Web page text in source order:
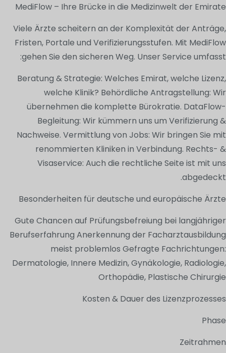
MediFlow – Ihre Brücke in die Medizinwelt der Emirate
Viele Ärzte scheitern an der Komplexität der Anträge,
Fristen, Portale und Verifizierungsstufen. Mit MediFlow
gehen Sie den sicheren Weg. Unser Service umfasst:
Beratung & Strategie: Welches Emirat, welche Lizenz,
welche Klinik? Behördliche Antragstellung: Wir
übernehmen die komplette Bürokratie. DataFlow-
Begleitung: Wir kümmern uns um Verifizierung &
Nachweise. Vermittlung von Jobs: Wir bringen Sie mit
renommierten Kliniken in Verbindung. Rechts- &
Visaservice: Auch die rechtliche Seite ist mit uns
abgedeckt.
Besonderheiten für deutsche und europäische Ärzte
Gute Chancen auf Prüfungsbefreiung bei langjähriger
Berufserfahrung Anerkennung der Facharztausbildung
meist problemlos Gefragte Fachrichtungen:
Dermatologie, Innere Medizin, Gynäkologie, Radiologie,
Orthopädie, Plastische Chirurgie
Kosten & Dauer des Lizenzprozesses
Phase
Zeitrahmen